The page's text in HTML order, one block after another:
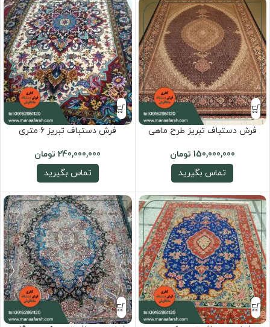
فرش دستباف تبریز طرح ماهی
150,000,000 تومان
تماس بگیرید
فرش دستباف تبریز 6 متری
240,000,000 تومان
تماس بگیرید